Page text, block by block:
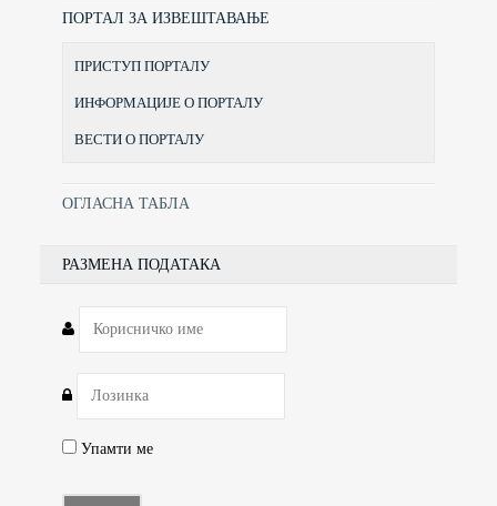
ПОРТАЛ ЗА ИЗВЕШТАВАЊЕ
ПРИСТУП ПОРТАЛУ
ИНФОРМАЦИЈЕ О ПОРТАЛУ
ВЕСТИ О ПОРТАЛУ
ОГЛАСНА ТАБЛА
РАЗМЕНА ПОДАТАКА
Упамти ме